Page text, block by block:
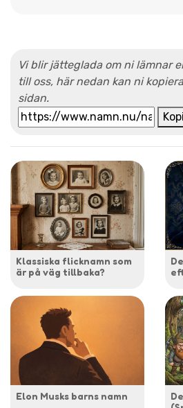
Vi blir jätteglada om ni lämnar
till oss, här nedan kan ni
sidan.
Klassiska flicknamn som
är på väg tillbaka?
Elon Musks barns namn